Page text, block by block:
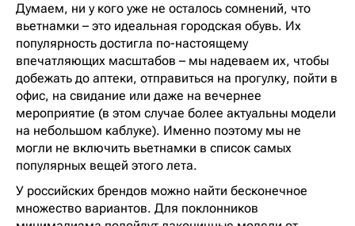
Думаем, ни у кого уже не осталось сомнений, что
вьетнамки – это идеальная городская обувь. Их
популярность достигла по-настоящему
впечатляющих масштабов – мы надеваем их, чтобы
добежать до аптеки, отправиться на прогулку, пойти в
офис, на свидание или даже на вечернее
мероприятие (в этом случае более актуальны модели
на небольшом каблуке). Именно поэтому мы не
могли не включить вьетнамки в список самых
популярных вещей этого лета.
У российских брендов можно найти бесконечное
множество вариантов. Для поклонников